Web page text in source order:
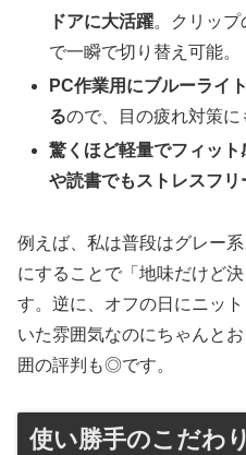
ドアに大活躍。クリッ
で一瞬で切り替え可能。
PC作業用にブルーライ
るので、目の疲れ対策に
驚くほど軽量でフィッ
や読書でもストレスフリ
例えば、私は普段はグレー
にすることで「地味だけど
す。逆に、オフの日にニッ
いた雰囲気なのにちゃんと
囲の評判も◎です。
使い勝手のこだわ